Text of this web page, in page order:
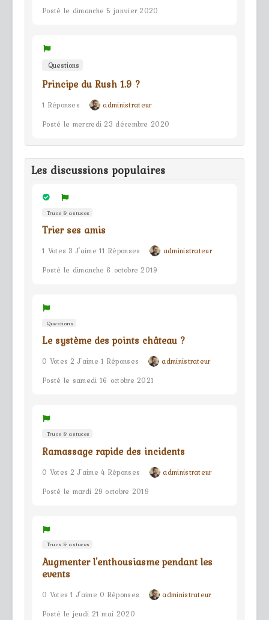
Posté le dimanche 5 janvier 2020
Questions
Principe du Rush 1.9 ?
1 Réponses
administrateur
Posté le mercredi 23 décembre 2020
Les discussions populaires
Trucs & astuces
Trier ses amis
1 Votes 3 J'aime 11 Réponses
administrateur
Posté le dimanche 6 octobre 2019
Questions
Le système des points château ?
0 Votes 2 J'aime 1 Réponses
administrateur
Posté le samedi 16 octobre 2021
Trucs & astuces
Ramassage rapide des incidents
0 Votes 2 J'aime 4 Réponses
administrateur
Posté le mardi 29 octobre 2019
Trucs & astuces
Augmenter l'enthousiasme pendant les
events
0 Votes 1 J'aime 0 Réponses
administrateur
Posté le jeudi 21 mai 2020